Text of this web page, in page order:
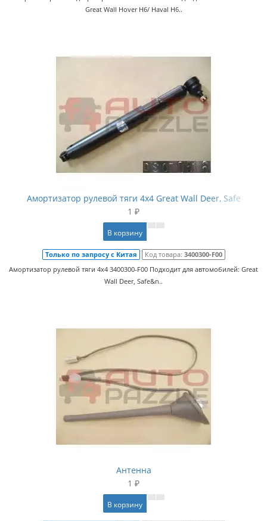
Great Wall Hover H6/ Haval H6..
Амортизатор рулевой тяги 4x4 Great Wall Deer, Safe
1 ₽
В корзину
Только по запросу с Китая Код товара: 3400300-F00
Амортизатор рулевой тяги 4x4 3400300-F00 Подходит для автомобилей: Great
Wall Deer, Safe&n..
Антенна
1 ₽
В корзину